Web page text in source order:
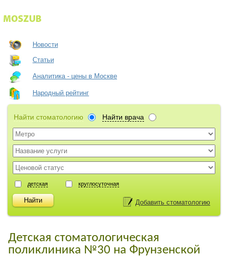
Новости
Статьи
Аналитика - цены в Москве
Народный рейтинг
Найти стоматологию Найти врача
детская круглосуточная
Добавить стоматологию
Детская стоматологическая
поликлиника №30 на Фрунзенской